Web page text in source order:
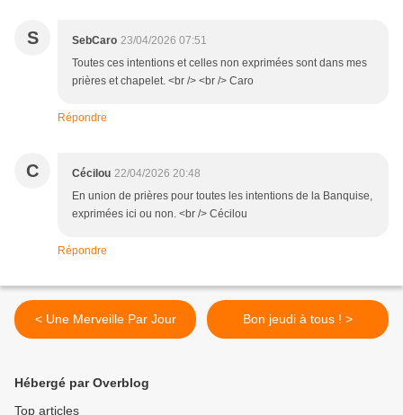
S SebCaro 23/04/2026 07:51
Toutes ces intentions et celles non exprimées sont dans mes
prières et chapelet. <br /> <br /> Caro
Répondre
C Cécilou 22/04/2026 20:48
En union de prières pour toutes les intentions de la Banquise,
exprimées ici ou non. <br /> Cécilou
Répondre
< Une Merveille Par Jour Bon jeudi à tous ! >
Hébergé par Overblog
Top articles